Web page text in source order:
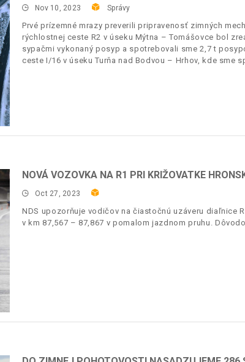
Nov 10, 2023 Správy
Prvé prízemné mrazy preverili pripravenosť zimných
rýchlostnej ceste R2 v úseku Mýtna – Tomášovce bol
sypačmi vykonaný posyp a spotrebovali sme 2,7 t
ceste I/16 v úseku Turňa nad Bodvou – Hrhov, kde sme
NOVÁ VOZOVKA NA R1 PRI KRIŽOVATKE
Oct 27, 2023
NDS upozorňuje vodičov na čiastočnú uzáveru diaľnice
v km 87,567 – 87,867 v pomalom jazdnom pruhu.